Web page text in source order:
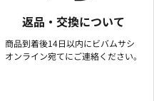
返品・交換について
商品到着後14日以内にビバムサシ
オンライン宛てにご連絡ください。